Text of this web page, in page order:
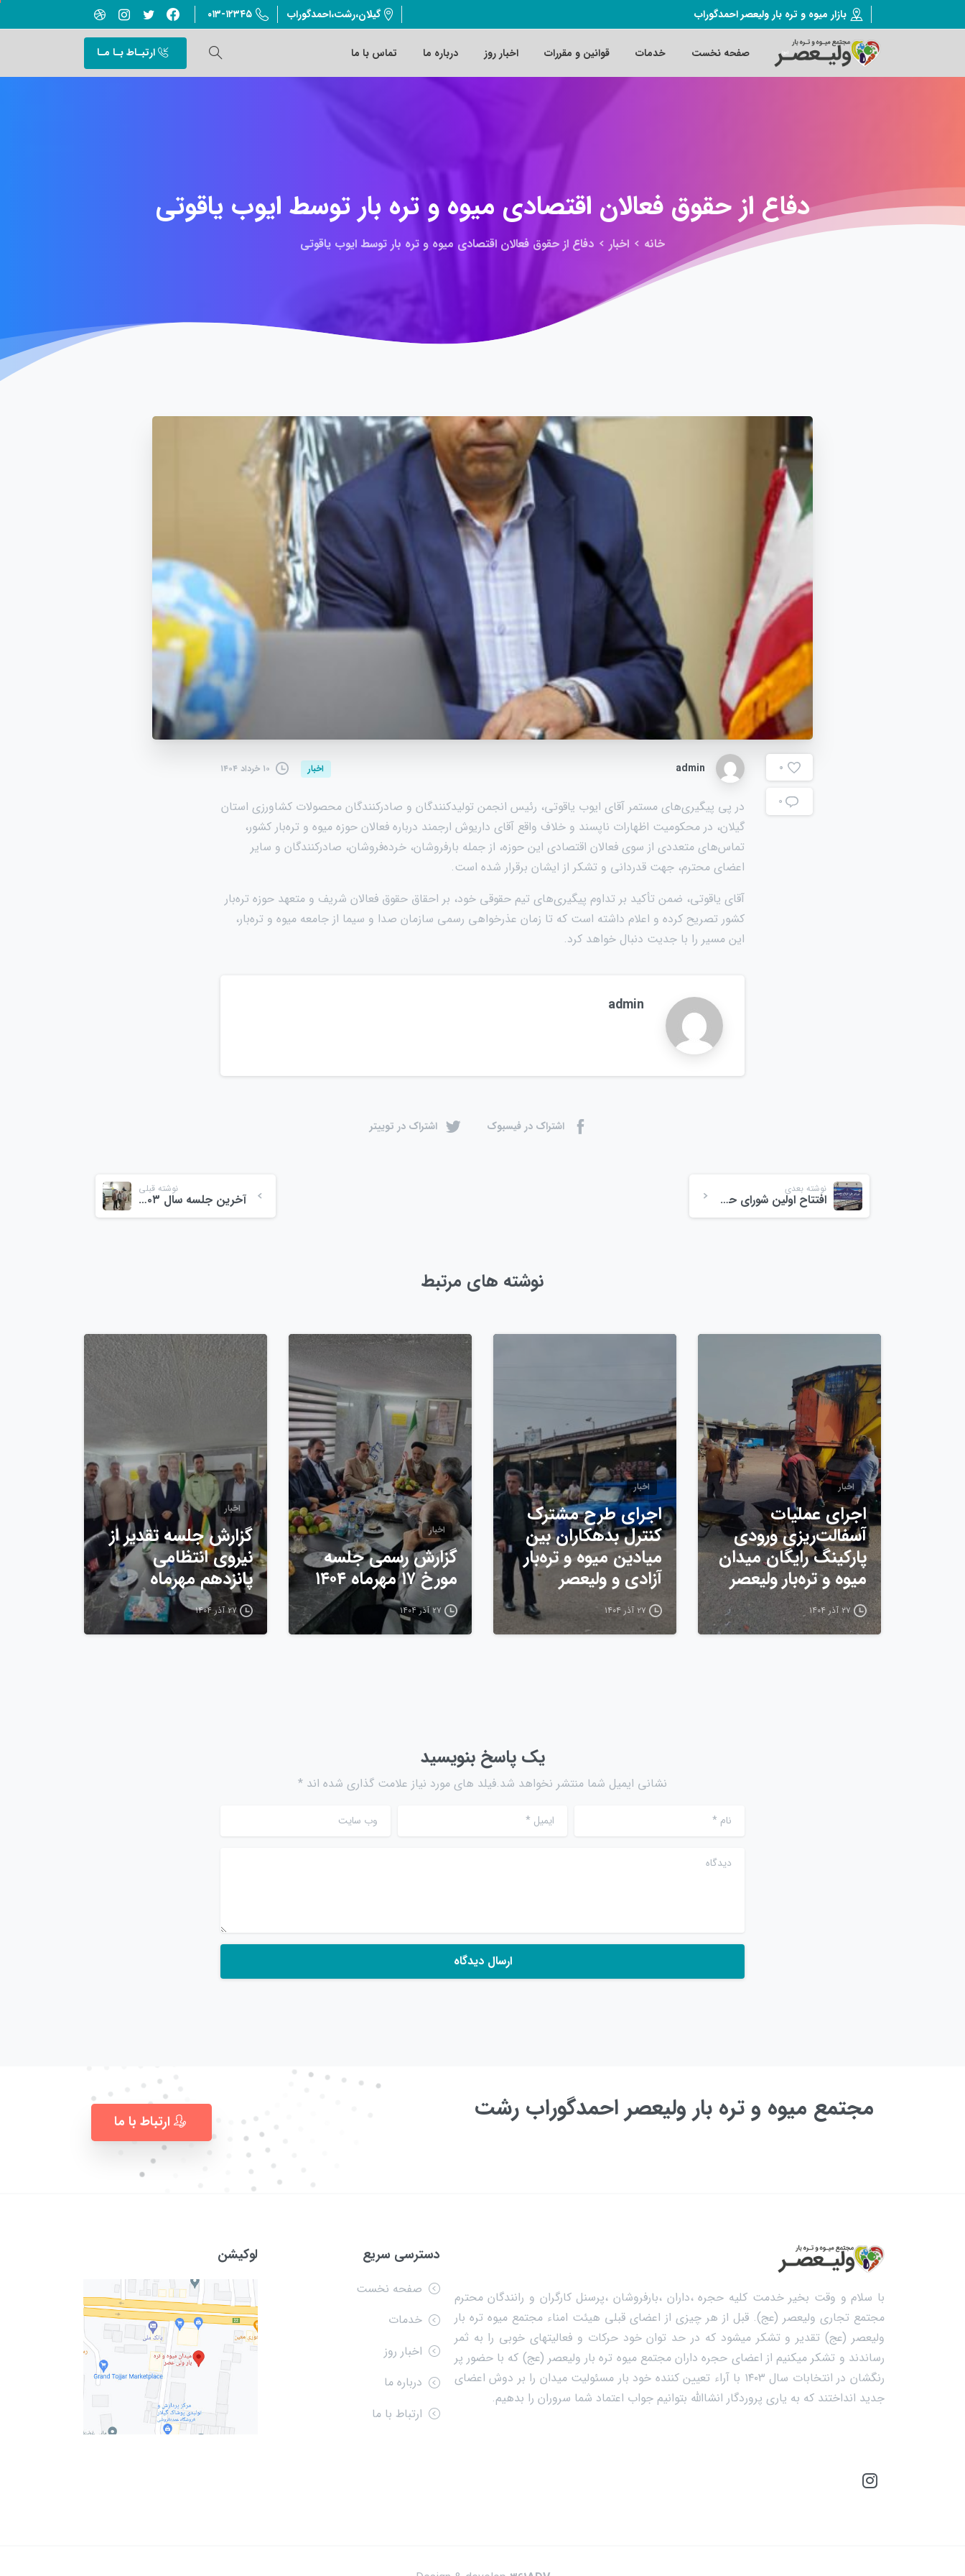
بازار میوه و تره بار ولیعصر احمدگوراب گیلان،رشت،احمدگوراب ۰۱۳-۱۲۳۴۵
صفحه نخست خدمات قوانین و مقررات اخبار روز درباره ما تماس با ما ارتبـاط بـا مـا
دفاع ازحقوق فعالان اقتصادی میوه و تره بارتوسط ایوب یاقوتی
خانه اخبار دفاع از حقوق فعالان اقتصادی میوه و تره بار توسط ایوب یاقوتی
0
۰
admin اخبار ۱۰ خرداد ۱۴۰۴
در پی پیگیری‌های مستمر آقای ایوب یاقوتی، رئیس انجمن تولیدکنندگان و صادرکنندگان محصولات کشاورزی استان
گیلان، در محکومیت اظهارات ناپسند و خلاف واقع آقای داریوش ارجمند درباره فعالان حوزه میوه و تره‌بار کشور،
تماس‌های متعددی از سوی فعالان اقتصادی این حوزه، از جمله بارفروشان، خرده‌فروشان، صادرکنندگان و سایر
اعضای محترم، جهت قدردانی و تشکر از ایشان برقرار شده است.
آقای یاقوتی، ضمن تأکید بر تداوم پیگیری‌های تیم حقوقی خود، بر احقاق حقوق فعالان شریف و متعهد حوزه تره‌بار
کشور تصریح کرده و اعلام داشته است که تا زمان عذرخواهی رسمی سازمان صدا و سیما از جامعه میوه و تره‌بار،
این مسیر را با جدیت دنبال خواهد کرد.
admin
اشتراک در فیسبوک اشتراک در توییتر
نوشته قبلی
آخرین جلسه سال ۱۴۰۳ در مجتمع میوه و تره بار ولیعصر
نوشته بعدی
افتتاح اولین شورای حل اختلاف تخصصی در استان گیلان
نوشته های مرتبط
اخبار
اجرای عملیات
آسفالت‌ریزی ورودی
پارکینگ رایگان میدان
میوه و تره‌بار ولیعصر
۲۷ آذر ۱۴۰۴
اخبار
اجرای طرح مشترک
کنترل بدهکاران بین
میادین میوه و تره‌بار
آزادی و ولیعصر
۲۷ آذر ۱۴۰۴
اخبار
گزارش رسمی جلسه
مورخ ۱۷ مهرماه ۱۴۰۴
۲۷ آذر ۱۴۰۴
اخبار
گزارش جلسه تقدیر از
نیروی انتظامی
پانزدهم مهرماه
۲۷ آذر ۱۴۰۴
یک پاسخ بنویسید
نشانی ایمیل شما منتشر نخواهد شد.فیلد های مورد نیاز علامت گذاری شده اند *
نام* ایمیل * وب سایت
دیدگاه
مجتمع میوه و تره بار ولیعصر احمدگوراب رشت ارتباط با ما
با سلام و وقت بخیر خدمت کلیه حجره ،داران ،بارفروشان ،پرسنل کارگران و رانندگان محترم
مجتمع تجاری ولیعصر (عج). قبل از هر چیزی از اعضای قبلی هیئت امناء مجتمع میوه تره بار
ولیعصر (عج) تقدیر و تشکر میشود که در حد توان خود حرکات و فعالیتهای خوبی را به ثمر
رساندند و تشکر میکنیم از اعضای حجره داران مجتمع میوه تره بار ولیعصر (عج) که با حضور پر
رنگشان در انتخابات سال ۱۴۰۳ با آراء تعیین کننده خود بار مسئولیت میدان را بر دوش اعضای
جدید انداختند که به یاری پروردگار انشاالله بتوانیم جواب اعتماد شما سروران را بدهیم.
دسترسی سریع
صفحه نخست
خدمات
اخبار روز
درباره ما
ارتباط با ما
لوکیشن